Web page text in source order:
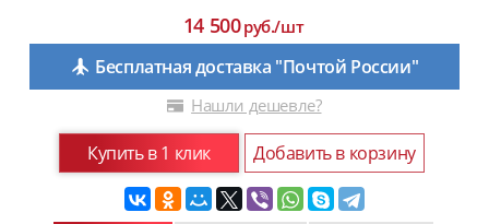
14 500руб./шт
Бесплатная доставка "Почтой России"
Нашли дешевле?
Купить в 1 клик Добавить в корзину